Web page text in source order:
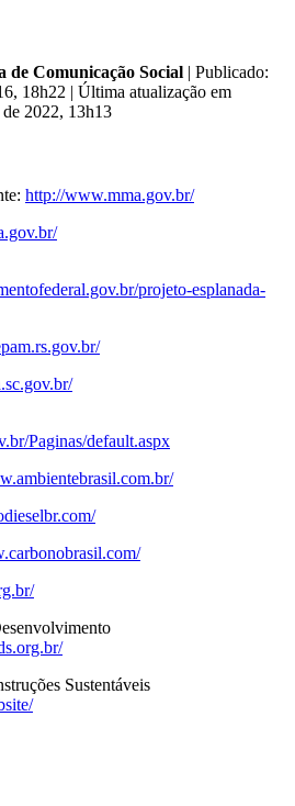
de Comunicação Social | Publicado:
18h22 | Última atualização em
2022, 13h13
http://www.mma.gov.br/
projeto-esplanada-
Paginas/default.aspx
Sustentáveis